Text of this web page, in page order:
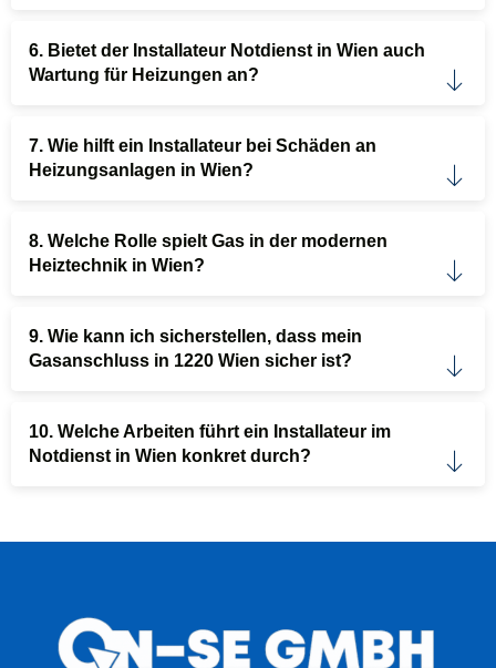
6. Bietet der Installateur Notdienst in Wien auch
Wartung für Heizungen an?
7. Wie hilft ein Installateur bei Schäden an
Heizungsanlagen in Wien?
8. Welche Rolle spielt Gas in der modernen
Heiztechnik in Wien?
9. Wie kann ich sicherstellen, dass mein
Gasanschluss in 1220 Wien sicher ist?
10. Welche Arbeiten führt ein Installateur im
Notdienst in Wien konkret durch?